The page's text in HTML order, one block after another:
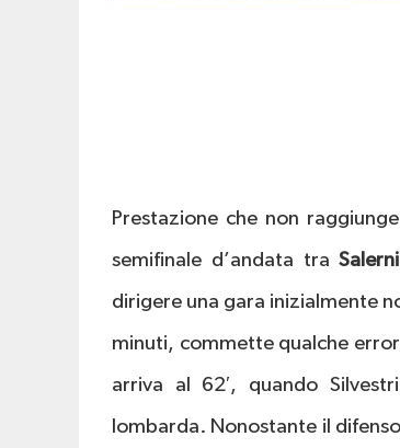
Prestazione che non
semifinale d’andata tra
dirigere una gara inizialmente
minuti, commette qualche
arriva al 62′, quando
lombarda. Nonostante il